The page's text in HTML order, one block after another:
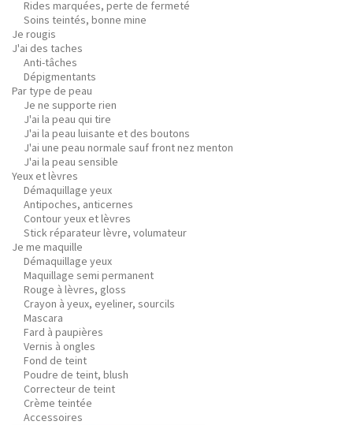
Rides marquées, perte de fermeté
Soins teintés, bonne mine
Je rougis
J'ai des taches
Anti-tâches
Dépigmentants
Par type de peau
Je ne supporte rien
J'ai la peau qui tire
J'ai la peau luisante et des boutons
J'ai une peau normale sauf front nez menton
J'ai la peau sensible
Yeux et lèvres
Démaquillage yeux
Antipoches, anticernes
Contour yeux et lèvres
Stick réparateur lèvre, volumateur
Je me maquille
Démaquillage yeux
Maquillage semi permanent
Rouge à lèvres, gloss
Crayon à yeux, eyeliner, sourcils
Mascara
Fard à paupières
Vernis à ongles
Fond de teint
Poudre de teint, blush
Correcteur de teint
Crème teintée
Accessoires